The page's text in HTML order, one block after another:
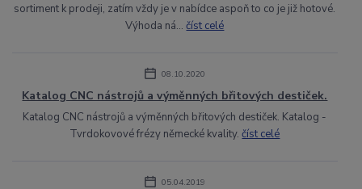
sortiment k prodeji, zatím vždy je v nabídce aspoň to co je již hotové.
Výhoda ná...číst celé
08.10.2020
Katalog CNC nástrojů a výměnných břitových destiček.
Katalog CNC nástrojů a výměnných břitových destiček. Katalog -
Tvrdokovové frézy německé kvality.číst celé
05.04.2019